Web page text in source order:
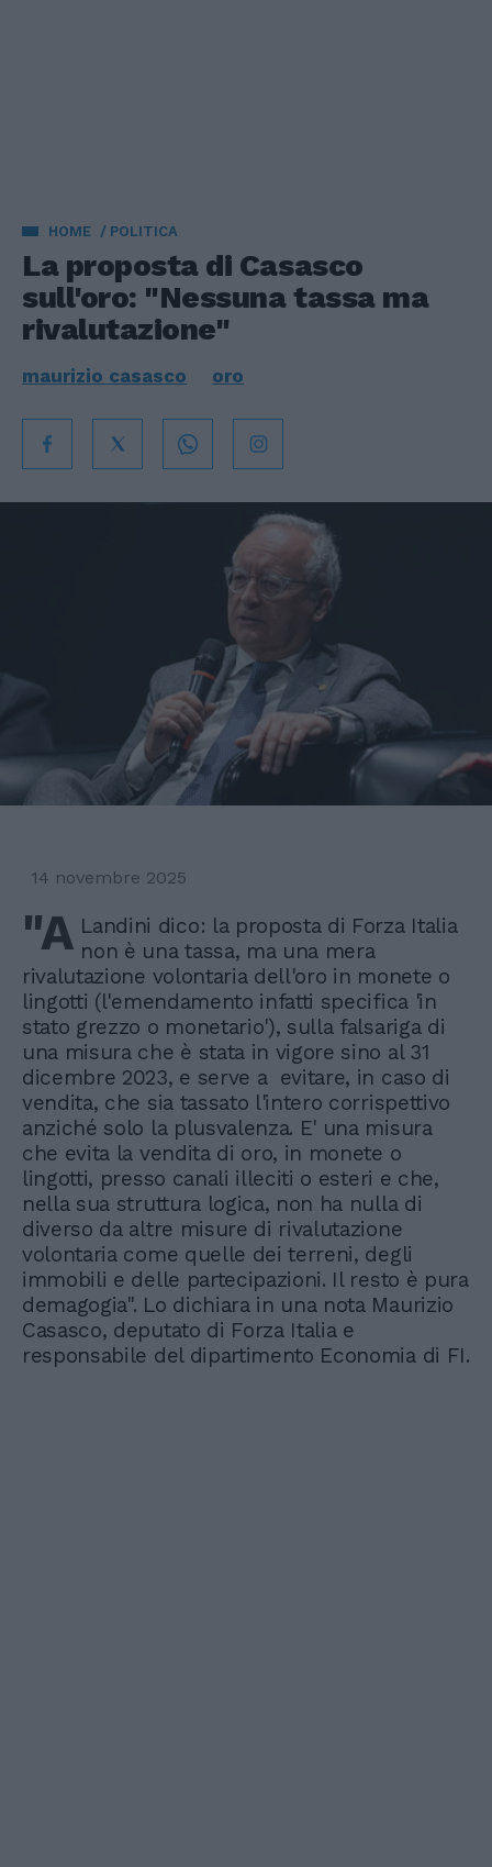
HOME POLITICA
La proposta di Casasco
sull'oro: "Nessuna tassa ma
rivalutazione"
maurizio casasco oro
14 novembre 2025
"A Landini dico: la proposta di Forza Italia
non è una tassa, ma una mera
rivalutazione volontaria dell'oro in monete o
lingotti (l'emendamento infatti specifica 'in
stato grezzo o monetario'), sulla falsariga di
una misura che è stata in vigore sino al 31
dicembre 2023, e serve a evitare, in caso di
vendita, che sia tassato l'intero corrispettivo
anziché solo la plusvalenza. E' una misura
che evita la vendita di oro, in monete o
lingotti, presso canali illeciti o esteri e che,
nella sua struttura logica, non ha nulla di
diverso da altre misure di rivalutazione
volontaria come quelle dei terreni, degli
immobili e delle partecipazioni. Il resto è pura
demagogia". Lo dichiara in una nota Maurizio
Casasco, deputato di Forza Italia e
responsabile del dipartimento Economia di FI.